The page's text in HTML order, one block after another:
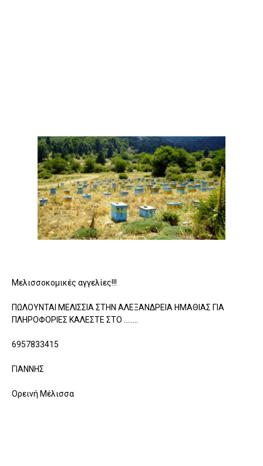
Μελισσοκομικές αγγελίες!!!
ΠΩΛΟΥΝΤΑΙ ΜΕΛΙΣΣΙΑ ΣΤΗΝ ΑΛΕΞΑΝΔΡΕΙΑ ΗΜΑΘΙΑΣ ΓΙΑ
ΠΛΗΡΟΦΟΡΙΕΣ ΚΑΛΕΣΤΕ ΣΤΟ ........
6957833415
ΓΙΑΝΝΗΣ
Ορεινή Μέλισσα